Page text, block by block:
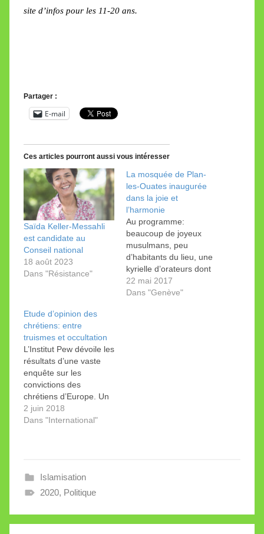
site d’infos pour les 11-20 ans.
Partager :
E-mail
Ces articles pourront aussi vous intéresser
Saïda Keller-Messahli
est candidate au
Conseil national
18 août 2023
Dans "Résistance"
La mosquée de Plan-
les-Ouates inaugurée
dans la joie et
l’harmonie
Au programme:
beaucoup de joyeux
musulmans, peu
d’habitants du lieu, une
kyrielle d’orateurs dont
le gratin des autorités…
et une charte qui
22 mai 2017
Dans "Genève"
Etude d’opinion des
chrétiens: entre
truismes et occultation
L’Institut Pew dévoile les
résultats d’une vaste
enquête sur les
convictions des
chrétiens d’Europe. Un
seul résultat est
spectaculaire… que les
autre dans le monde,
ses adeptes auront-ils
de ce culte? Seront-
ils…
2 juin 2018
Dans "International"
Islamisation
2020, Politique